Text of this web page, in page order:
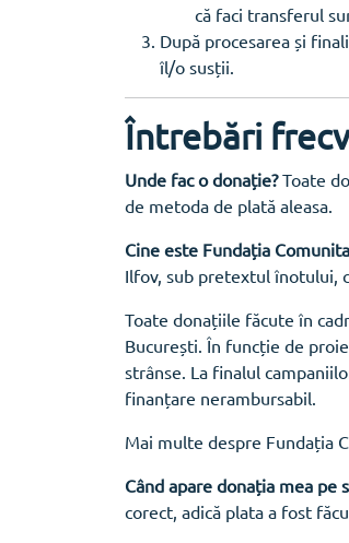
că faci transferul
După procesarea și
îl/o susții.
Întrebări
Unde fac o donație?Toate
de metoda de plată aleasa.
Cine este Fundația
Ilfov, sub pretextul înotului,
Toate donațiile făcute în
București. În funcție de
strânse. La finalul
finanțare nerambursabil.
Mai multe despre Fundația
Când apare donația mea pe
corect, adică plata a fost